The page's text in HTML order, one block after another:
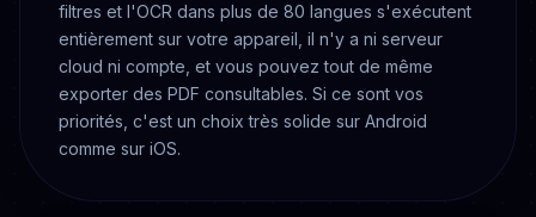
filtres et l'OCR dans plus de 80 langues s'exécutent
entièrement sur votre appareil, il n'y a ni serveur
cloud ni compte, et vous pouvez tout de même
exporter des PDF consultables. Si ce sont vos
priorités, c'est un choix très solide sur Android
comme sur iOS.